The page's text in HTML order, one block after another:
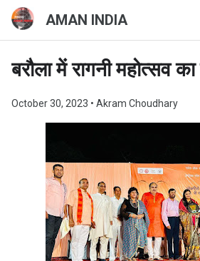
AMAN INDIA
बरौला में रागनी महोत्सव
October 30, 2023 • Akram Choudhary